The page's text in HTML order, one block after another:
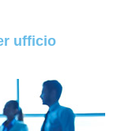
ufficio